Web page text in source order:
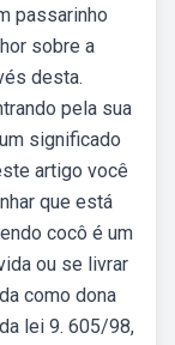
passarinho
sobre a
desta.
pela sua
significado
artigo você
que está
cocô é um
ou se livrar
como dona
lei 9. 605/98,